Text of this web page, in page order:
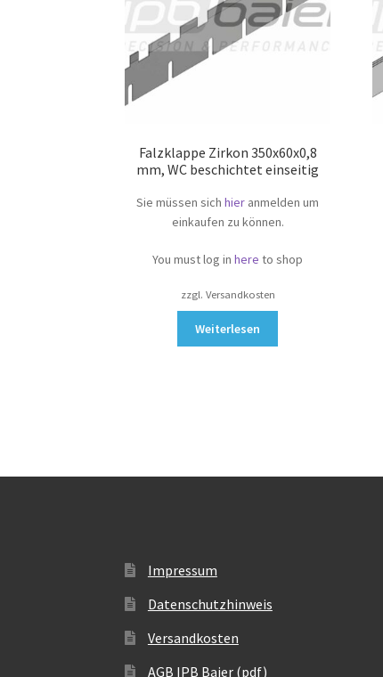
Falzklappe Zirkon 350x60x0,8
mm, WC beschichtet einseitig
Sie müssen sichhier anmelden um
einkaufen zu können.
You must log inhereto shop
zzgl. Versandkosten
Weiterlesen
Impressum
Datenschutzhinweis
Versandkosten
AGB IPB Baier (pdf)